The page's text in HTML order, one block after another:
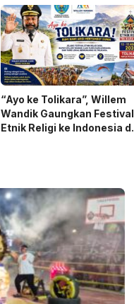
“Ayo ke Tolikara”, Willem
Wandik Gaungkan Festival
Etnik Religi ke Indonesia